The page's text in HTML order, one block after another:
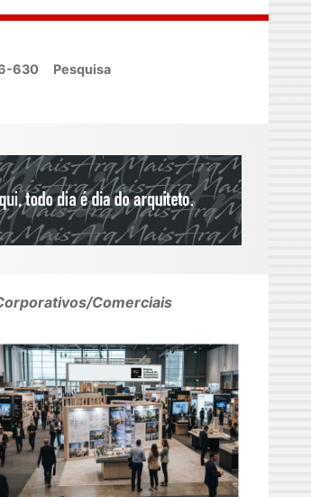
630 Pesquisa
Comerciais